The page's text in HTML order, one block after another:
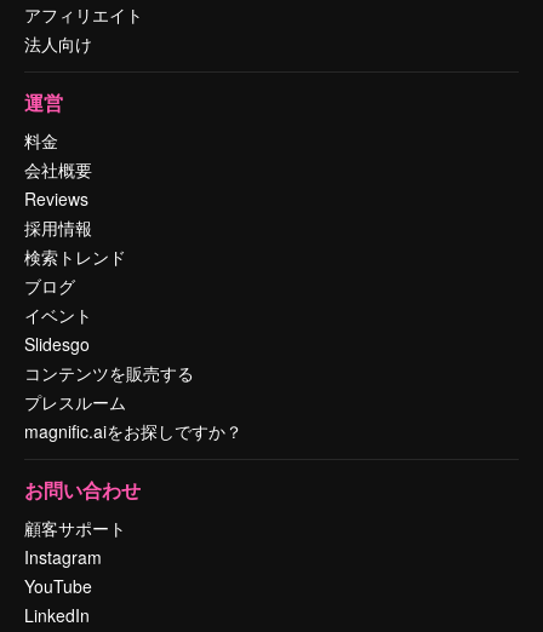
アフィリエイト
法人向け
運営
料金
会社概要
Reviews
採用情報
検索トレンド
ブログ
イベント
Slidesgo
コンテンツを販売する
プレスルーム
magnific.aiをお探しですか？
お問い合わせ
顧客サポート
Instagram
YouTube
LinkedIn